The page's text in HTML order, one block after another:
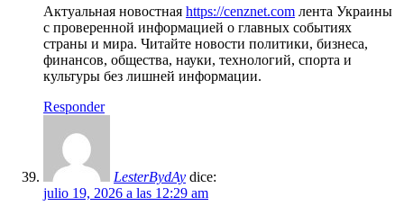
Актуальная новостная https://cenznet.com лента Украины
с проверенной информацией о главных событиях
страны и мира. Читайте новости политики, бизнеса,
финансов, общества, науки, технологий, спорта и
культуры без лишней информации.
Responder
LesterBydAy dice:
julio 19, 2026 a las 12:29 am